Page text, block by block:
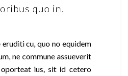
quo in.
cu, quo no equidem
ne commune assueverit
ius, sit id cetero